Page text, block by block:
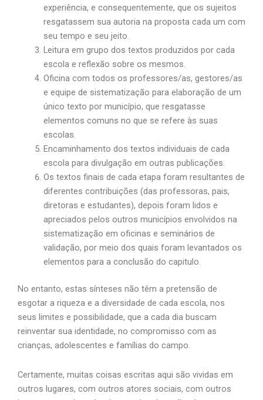
experiência, e consequentemente, que os sujeitos
resgatassem sua autoria na proposta cada um com
seu tempo e seu jeito.
Leitura em grupo dos textos produzidos por cada
escola e reflexão sobre os mesmos.
Oficina com todos os professores/as, gestores/as
e equipe de sistematização para elaboração de um
único texto por município, que resgatasse
elementos comuns no que se refere às suas
escolas.
Encaminhamento dos textos individuais de cada
escola para divulgação em outras publicações.
Os textos finais de cada etapa foram resultantes de
diferentes contribuições (das professoras, pais,
diretoras e estudantes), depois foram lidos e
apreciados pelos outros municípios envolvidos na
sistematização em oficinas e seminários de
validação, por meio dos quais foram levantados os
elementos para a conclusão do capitulo.
No entanto, estas sínteses não têm a pretensão de
esgotar a riqueza e a diversidade de cada escola, nos
seus limites e possibilidade, que a cada dia buscam
reinventar sua identidade, no compromisso com as
crianças, adolescentes e famílias do campo.
Certamente, muitas coisas escritas aqui são vividas em
outros lugares, com outros atores sociais, com outros